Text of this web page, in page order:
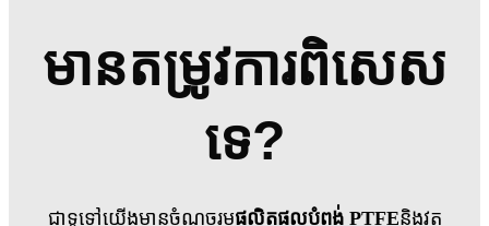
មានតម្រូវការពិសេស
ទេ?
ជាទូទៅយើងមានចំណុចរួមផលិតផលបំពង់ PTFEនិងវត្ថុ